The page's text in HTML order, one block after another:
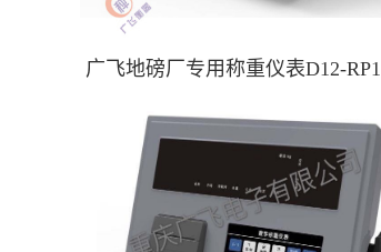
广飞地磅厂专用称重仪表D12-RP1